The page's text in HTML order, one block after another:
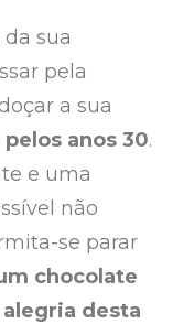
da sua
pela
a sua
anos 30.
e uma
não
se parar
chocolate
desta